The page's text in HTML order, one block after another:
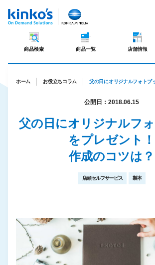
商品検索 商品一覧 店舗情報
ホーム お役立ちコラム
公開日：2018.06.15
父の日にオリジナルフ
をプレゼント！
作成のコツは？
店頭セルフサービス 製本